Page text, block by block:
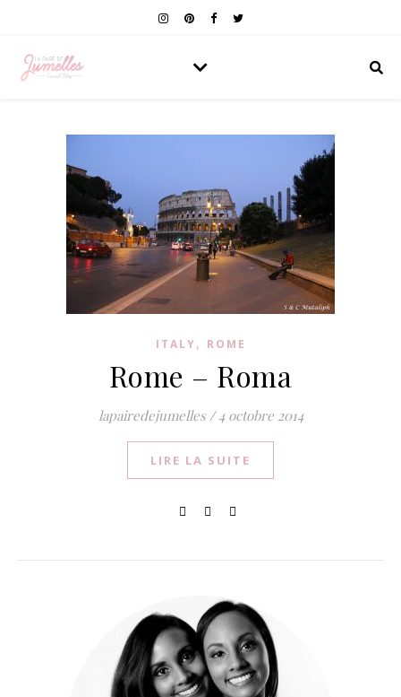
ITALY, ROME
Rome – Roma
lapairedejumelles / 4 octobre 2014
LIRE LA SUITE